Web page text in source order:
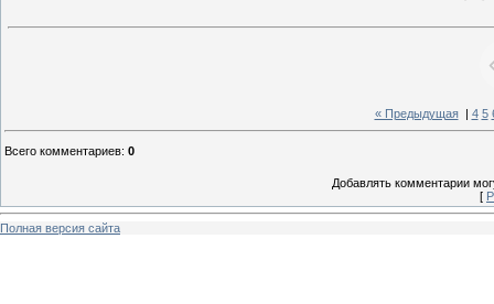
« Предыдущая| 4 5
Всего комментариев: 0
Добавлять комментарии
[
Полная версия сайта